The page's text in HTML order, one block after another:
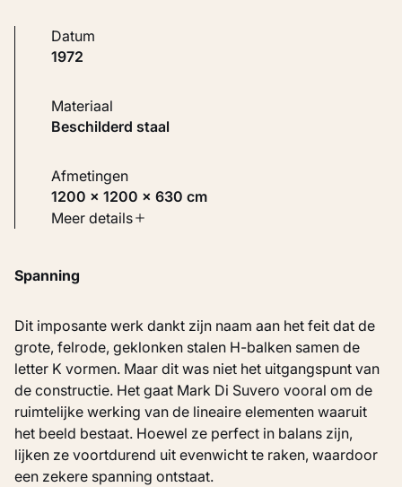
Datum
1972
Materiaal
Beschilderd staal
Afmetingen
1200 × 1200 × 630 cm
Soort werk
Inventarisnummer
Meer details
Spanning
Dit imposante werk dankt zijn naam aan het feit dat de
grote, felrode, geklonken stalen H-balken samen de
letter K vormen. Maar dit was niet het uitgangspunt van
de constructie. Het gaat Mark Di Suvero vooral om de
ruimtelijke werking van de lineaire elementen waaruit
het beeld bestaat. Hoewel ze perfect in balans zijn,
lijken ze voortdurend uit evenwicht te raken, waardoor
een zekere spanning ontstaat.